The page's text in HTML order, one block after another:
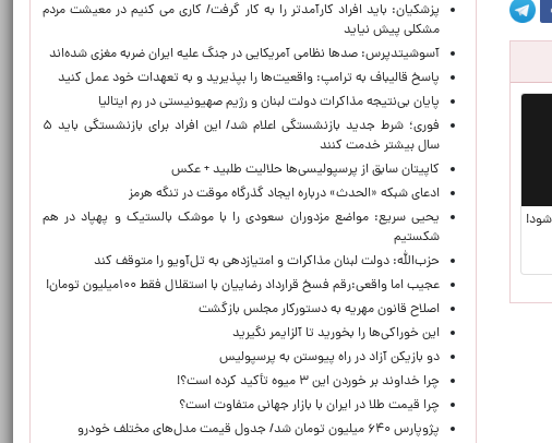
پزشکیان: باید افراد کارآمدتر را به کار گرفت/ کاری می کنیم در معیشت مردم
مشکلی پیش نیاید
آسوشیتدپرس: صدها نظامی آمریکایی در جنگ علیه ایران ضربه مغزی شده‌اند
پاسخ قالیباف به ترامپ: واقعیت‌ها را بپذیرید و به تعهدات خود عمل کنید
پایان بی‌نتیجه مذاکرات دولت لبنان و رژیم صهیونیستی در رم ایتالیا
فوری؛ شرط جدید بازنشستگی اعلام شد/ این افراد برای بازنشستگی باید ۵
سال بیشتر خدمت کنند
کاپیتان سابق از پرسپولیسی‌ها حلالیت طلبید + عکس
ادعای شبکه «الحدث» درباره ایجاد گذرگاه موقت در تنگه هرمز
یحیی سریع: مواضع مزدوران سعودی را با موشک بالستیک و پهپاد در هم
شکستیم
حزب‌الله: دولت لبنان مذاکرات و امتیازدهی به تل‌آویو را متوقف کند
عجیب اما واقعی:رقم فسخ قرارداد رضاییان با استقلال فقط ۱۰۰میلیون تومان!
اصلاح قانون مهریه به دستورکار مجلس بازگشت
این خوراکی‌ها را بخورید تا آلزایمر نگیرید
دو بازیکن آزاد در راه پیوستن به پرسپولیس
چرا خداوند بر خوردن این ۳ میوه تأکید کرده است؟!
چرا قیمت طلا در ایران با بازار جهانی متفاوت است؟
پژوپارس ۶۴۰ میلیون تومان شد/ جدول قیمت مدل‌های مختلف خودرو